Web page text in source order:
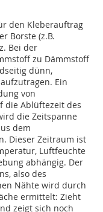
den Kleberauftrag
Borste (z.B.
Bei der
zu Dämmstoff
dünn,
Ein
von
die Ablüftezeit des
die Zeitspanne
dem
Dieser Zeitraum ist
Luftfeuchte
abhängig. Der
also des
Nähte wird durch
ermittelt: Zieht
zeigt sich noch